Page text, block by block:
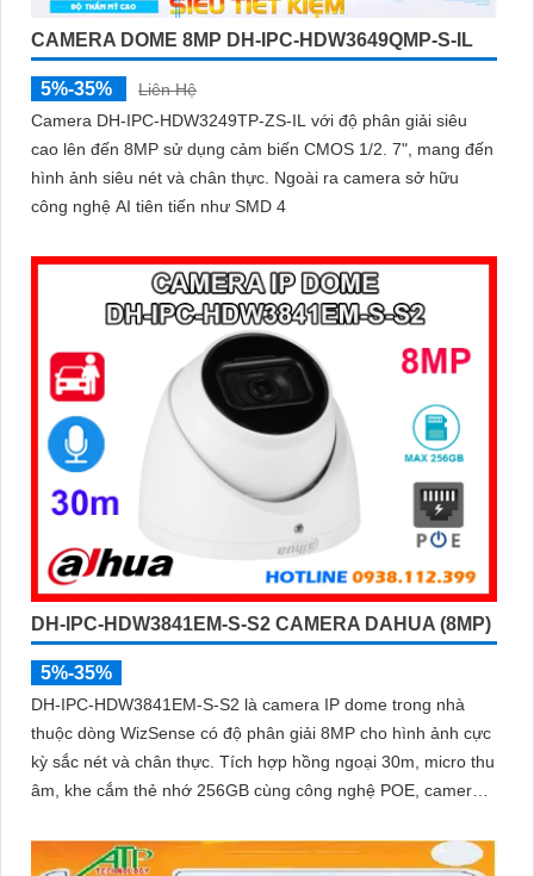
CAMERA DOME 8MP DH-IPC-HDW3649QMP-S-IL
5%-35%
Liên Hệ
Camera DH-IPC-HDW3249TP-ZS-IL với độ phân giải siêu
cao lên đến 8MP sử dụng cảm biến CMOS 1/2. 7", mang đến
hình ảnh siêu nét và chân thực. Ngoài ra camera sở hữu
công nghệ AI tiên tiến như SMD 4
DH-IPC-HDW3841EM-S-S2 CAMERA DAHUA (8MP)
5%-35%
DH-IPC-HDW3841EM-S-S2 là camera IP dome trong nhà
thuộc dòng WizSense có độ phân giải 8MP cho hình ảnh cực
kỳ sắc nét và chân thực. Tích hợp hồng ngoại 30m, micro thu
âm, khe cắm thẻ nhớ 256GB cùng công nghệ POE, camera